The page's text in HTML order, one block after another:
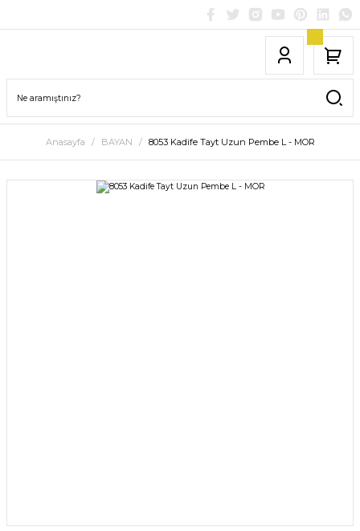
Anasayfa BAYAN 8053 Kadife Tayt Uzun Pembe L - MOR